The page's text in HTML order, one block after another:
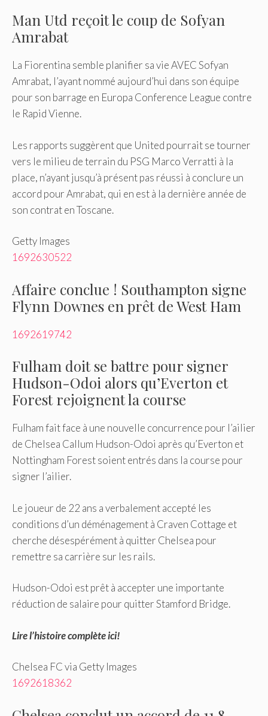
Man Utd reçoit le coup de Sofyan
Amrabat
La Fiorentina semble planifier sa vie AVEC Sofyan
Amrabat, l’ayant nommé aujourd’hui dans son équipe
pour son barrage en Europa Conference League contre
le Rapid Vienne.
Les rapports suggèrent que United pourrait se tourner
vers le milieu de terrain du PSG Marco Verratti à la
place, n’ayant jusqu’à présent pas réussi à conclure un
accord pour Amrabat, qui en est à la dernière année de
son contrat en Toscane.
Getty Images
1692630522
Affaire conclue ! Southampton signe
Flynn Downes en prêt de West Ham
1692619742
Fulham doit se battre pour signer
Hudson-Odoi alors qu’Everton et
Forest rejoignent la course
Fulham fait face à une nouvelle concurrence pour l’ailier
de Chelsea Callum Hudson-Odoi après qu’Everton et
Nottingham Forest soient entrés dans la course pour
signer l’ailier.
Le joueur de 22 ans a verbalement accepté les
conditions d’un déménagement à Craven Cottage et
cherche désespérément à quitter Chelsea pour
remettre sa carrière sur les rails.
Hudson-Odoi est prêt à accepter une importante
réduction de salaire pour quitter Stamford Bridge.
Lire l’histoire complète ici!
Chelsea FC via Getty Images
1692618362